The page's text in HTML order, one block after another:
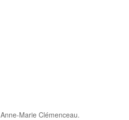
Marie Clémenceau.